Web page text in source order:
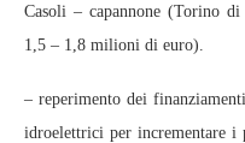
Casoli – capannone (Torino
1,5 – 1,8 milioni di euro).
– reperimento dei
idroelettrici per incrementare i